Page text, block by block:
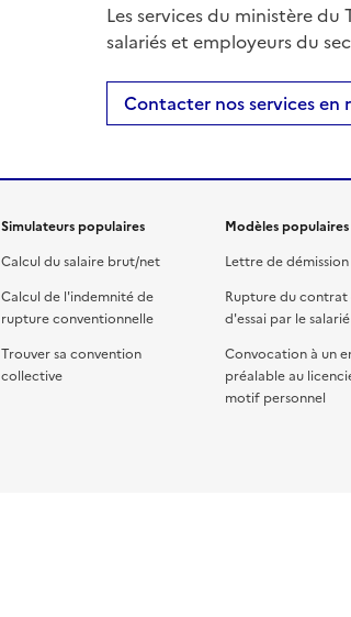
Les services du ministère
salariés et employeurs du
Contacter nos services en
Simulateurs populaires
Calcul du salaire brut/net
Calcul de l'indemnité de
rupture conventionnelle
Trouver sa convention
collective
Modèles populaires
Lettre de démission
Rupture du
d'essai par le salarié
Convocation à un
préalable au
motif personnel